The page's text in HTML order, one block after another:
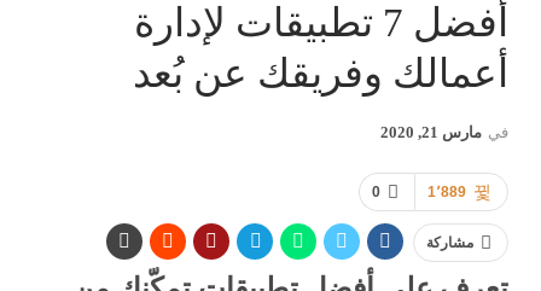
أفضل 7 تطبيقات لإدارة
أعمالك وفريقك عن بُعد
في مارس 21, 2020
0 1٬889
مشاركة